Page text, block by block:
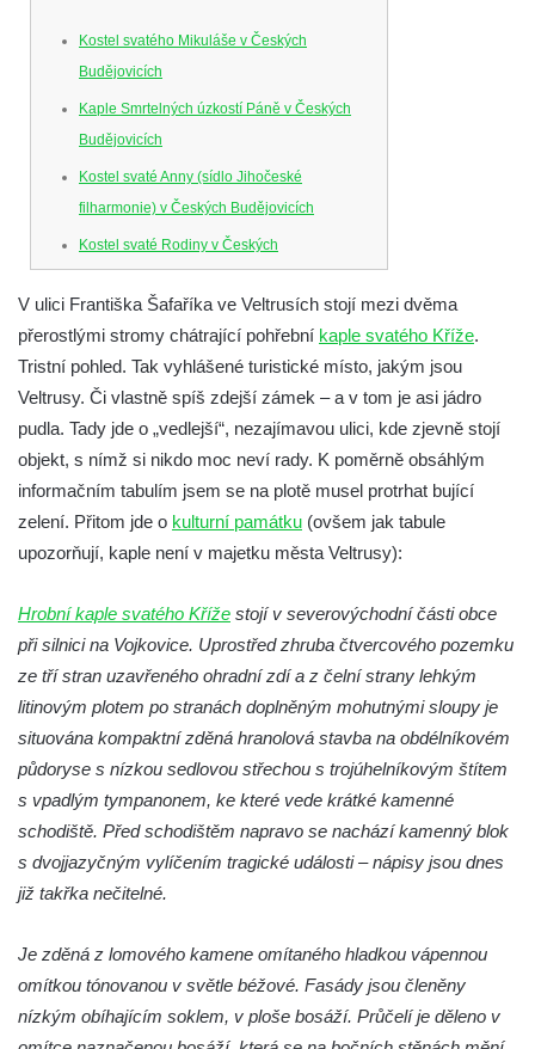
Kostel svatého Mikuláše v Českých
Budějovicích
Kaple Smrtelných úzkostí Páně v Českých
Budějovicích
Kostel svaté Anny (sídlo Jihočeské
filharmonie) v Českých Budějovicích
Kostel svaté Rodiny v Českých
Budějovicích
Kostel Obětování Panny Marie u kláštera
dominikánů v Českých Budějovicích
Kostel Všech svatých v Kamenném Újezdě
Bývalý kostel svatých Filipa a Jakuba na
náměstí J. V. Kamarýta ve Velešíně
Kaple na hřbitově ve Velešíně
Kostel svatého Václava ve Velešíně
Kostel svatého Ducha v poutním areálu
Římov
Křížová cesta Římov – XXV. kaple – Boží
hrob
Křížová cesta Římov – XXIV. kaple – Pieta
Křížová cesta Římov – XXIII. kaple –
Křížová cesta Římov – XXI. kaple –
Popravní brána
V ulici Františka Šafaříka ve Veltrusích stojí mezi dvěma
přerostlými stromy chátrající pohřební kaple svatého Kříže.
Tristní pohled. Tak vyhlášené turistické místo, jakým jsou
Veltrusy. Či vlastně spíš zdejší zámek – a v tom je asi jádro
pudla. Tady jde o „vedlejší“, nezajímavou ulici, kde zjevně stojí
objekt, s nímž si nikdo moc neví rady. K poměrně obsáhlým
informačním tabulím jsem se na plotě musel protrhat bující
zelení. Přitom jde o kulturní památku (ovšem jak tabule
upozorňují, kaple není v majetku města Veltrusy):
Hrobní kaple svatého Kříže stojí v severovýchodní části obce
při silnici na Vojkovice. Uprostřed zhruba čtvercového pozemku
ze tří stran uzavřeného ohradní zdí a z čelní strany lehkým
litinovým plotem po stranách doplněným mohutnými sloupy je
situována kompaktní zděná hranolová stavba na obdélníkovém
půdoryse s nízkou sedlovou střechou s trojúhelníkovým štítem
s vpadlým tympanonem, ke které vede krátké kamenné
schodiště. Před schodištěm napravo se nachází kamenný blok
s dvojjazyčným vylíčením tragické události – nápisy jsou dnes
již takřka nečitelné.
Je zděná z lomového kamene omítaného hladkou vápennou
omítkou tónovanou v světle béžové. Fasády jsou členěny
nízkým obíhajícím soklem, v ploše bosáží. Průčelí je děleno v